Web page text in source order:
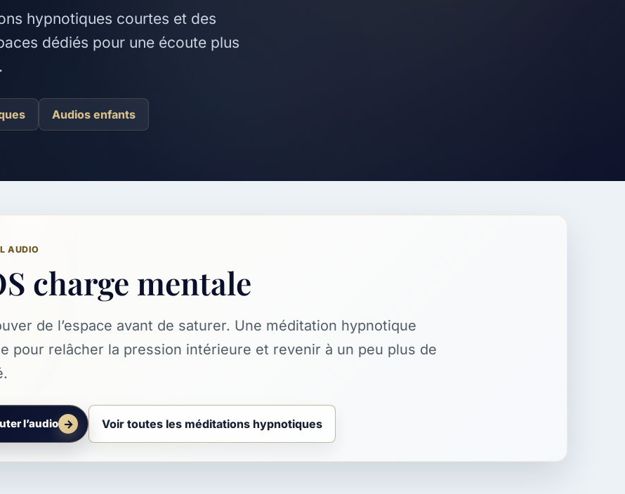
hypnotiques courtes et des
dédiés pour une écoute plus
Audios enfants
AUDIO
charge mentale
de l’espace avant de saturer. Une méditation hypnotique
pour relâcher la pression intérieure et revenir à un peu plus de
l’audio Voir toutes les méditations hypnotiques